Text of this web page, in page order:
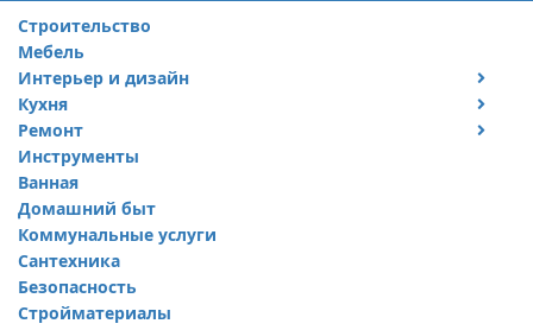
Строительство
Мебель
Интерьер и дизайн
Дизайн дачи
Дизайн квартиры
Кухня
Посуда
Ремонт
Ремонт дачи
Ремонт квартиры
Инструменты
Ванная
Домашний быт
Коммунальные услуги
Сантехника
Безопасность
Стройматериалы